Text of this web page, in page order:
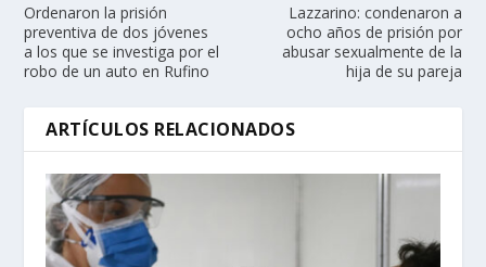
Ordenaron la prisión
preventiva de dos jóvenes
a los que se investiga por el
robo de un auto en Rufino
Lazzarino: condenaron a
ocho años de prisión por
abusar sexualmente de la
hija de su pareja
ARTÍCULOS RELACIONADOS